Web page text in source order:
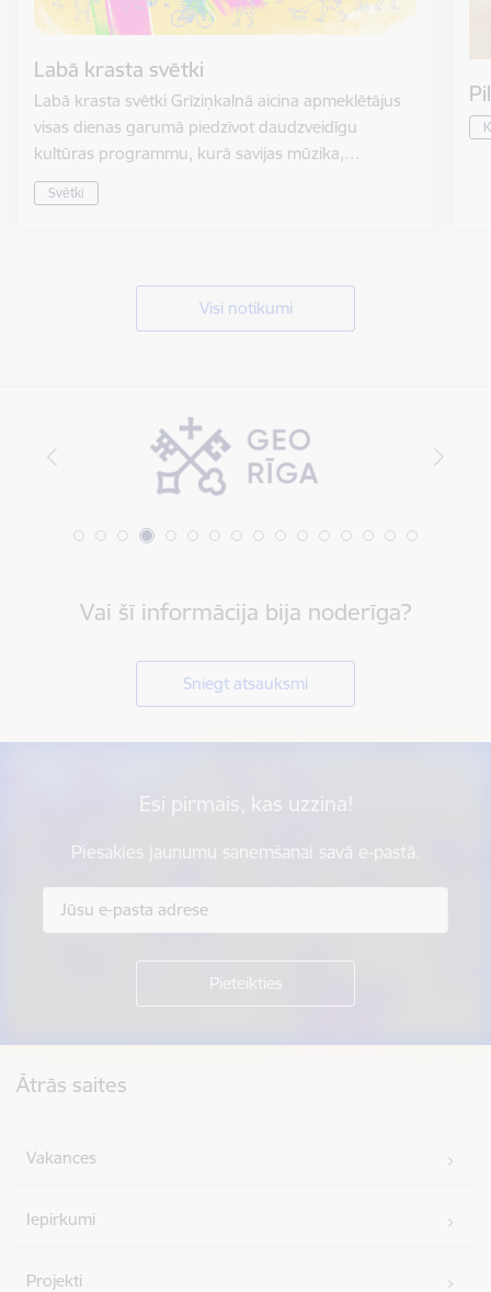
Labā krasta svētki
Labā krasta svētki Grīziņkalnā aicina apmeklētājus
visas dienas garumā piedzīvot daudzveidīgu
kultūras programmu, kurā savijas mūzika,…
Svētki
Visi notikumi
Vai šī informācija bija noderīga?
Sniegt atsauksmi
Esi pirmais, kas uzzina!
Piesakies jaunumu saņemšanai savā e-pastā.
Ātrās saites
Vakances
Iepirkumi
Projekti